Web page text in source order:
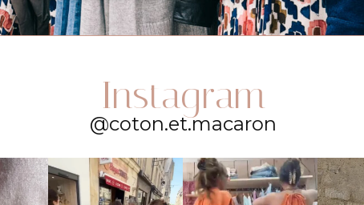
Instagram
@coton.et.macaron